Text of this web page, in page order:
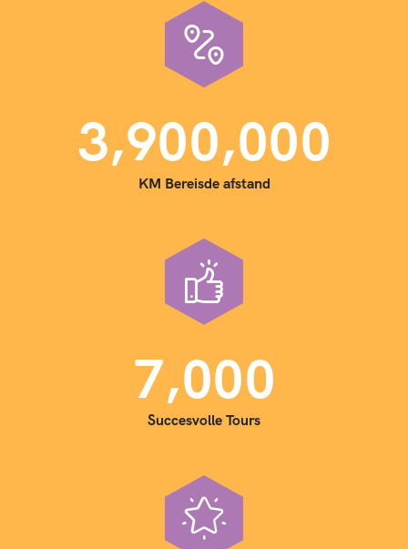
3,900,000
KM Bereisde afstand
7,000
Succesvolle Tours